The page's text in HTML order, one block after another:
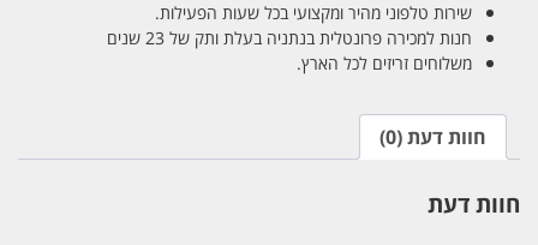
שירות טלפוני מהיר ומקצועי בכל שעות הפעילות.
חנות למכירה פרונטלית בנתניה בעלת ותק של 23 שנים
משלוחים זריזים לכל הארץ.
חוות דעת (0)
חוות דעת